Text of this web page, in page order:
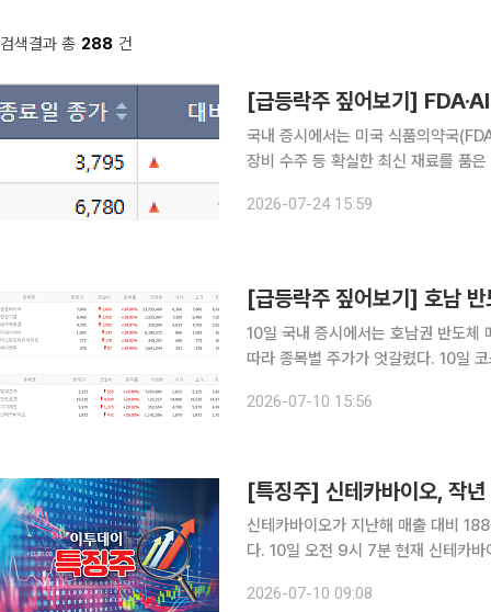
검색결과 총 288 건
국내 증시에서는 미국 식품의약국
장비 수주 등 확실한 최신 재료를 품
장에서는 CJ씨푸드1우, 진흥기업2우
2026-07-24 15:59
10일 국내 증시에서는 호남권 반도체
따라 종목별 주가가 엇갈렸다. 10일 코스피 시장에서 상한가를 기록한 종목은 금호타이어, 한성기
대비 30.00% 오른 7800원에 거래
2026-07-10 15:56
신테카바이오가 지난해 매출 대비
다. 10일 오전 9시 7분 현재 신테카바이오는 전일 대비 432원(30.0%) 오른 1872원에 거래됐다.
상대방은 아토리서치이고, 계약금액
2026-07-10 09:08